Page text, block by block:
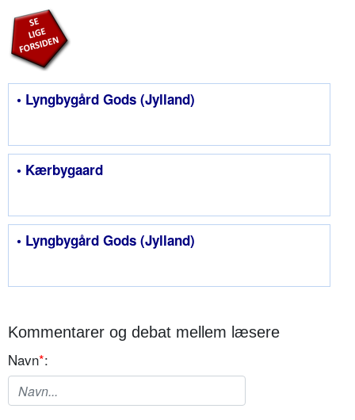
• Lyngbygård Gods (Jylland)
• Kærbygaard
• Lyngbygård Gods (Jylland)
Kommentarer og debat mellem læsere
Navn*: